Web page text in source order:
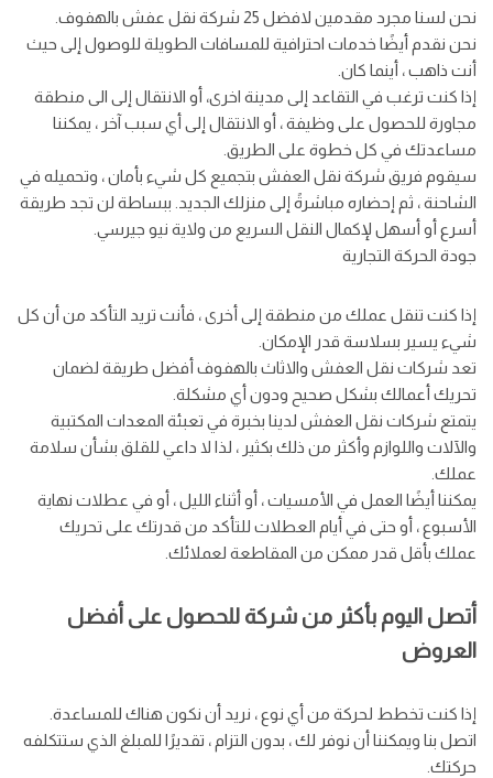
نحن لسنا مجرد مقدمين لافضل 25 شركة نقل عفش بالهفوف.
نحن نقدم أيضًا خدمات احترافية للمسافات الطويلة للوصول إلى حيث
أنت ذاهب ، أينما كان.
إذا كنت ترغب في التقاعد إلى مدينة اخرى، أو الانتقال إلى الى منطقة
مجاورة للحصول على وظيفة ، أو الانتقال إلى أي سبب آخر ، يمكننا
مساعدتك في كل خطوة على الطريق.
سيقوم فريق شركة نقل العفش بتجميع كل شيء بأمان ، وتحميله في
الشاحنة ، ثم إحضاره مباشرةً إلى منزلك الجديد. ببساطة لن تجد طريقة
أسرع أو أسهل لإكمال النقل السريع من ولاية نيو جيرسي.
جودة الحركة التجارية
إذا كنت تنقل عملك من منطقة إلى أخرى ، فأنت تريد التأكد من أن كل
شيء يسير بسلاسة قدر الإمكان.
تعد شركات نقل العفش والاثاث بالهفوف أفضل طريقة لضمان
تحريك أعمالك بشكل صحيح ودون أي مشكلة.
يتمتع شركات نقل العفش لدينا بخبرة في تعبئة المعدات المكتبية
والآلات واللوازم وأكثر من ذلك بكثير ، لذا لا داعي للقلق بشأن سلامة
عملك.
يمكننا أيضًا العمل في الأمسيات ، أو أثناء الليل ، أو في عطلات نهاية
الأسبوع ، أو حتى في أيام العطلات للتأكد من قدرتك على تحريك
عملك بأقل قدر ممكن من المقاطعة لعملائك.
أتصل اليوم بأكثر من شركة للحصول على أفضل
العروض
إذا كنت تخطط لحركة من أي نوع ، نريد أن نكون هناك للمساعدة.
اتصل بنا ويمكننا أن نوفر لك ، بدون التزام ، تقديرًا للمبلغ الذي ستتكلفه
حركتك.